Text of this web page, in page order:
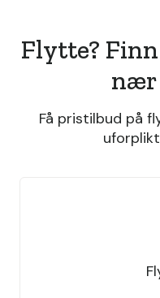
Flytte?
nær
Få pristilbud på